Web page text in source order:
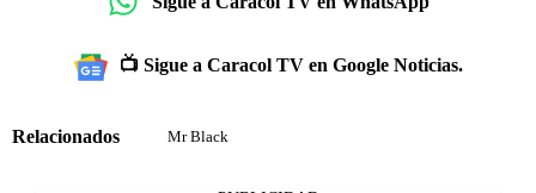
📺 Sigue a Caracol TV en Google Noticias.
Relacionados Mr Black